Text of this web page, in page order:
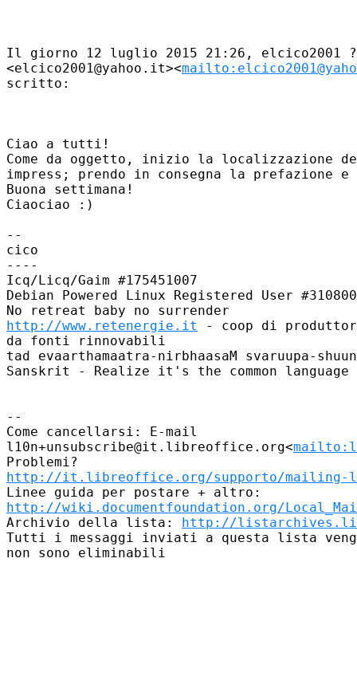
Il giorno 12 luglio 2015 21:26, elcico2001
<elcico2001@yahoo.it><
scritto:
Ciao a tutti!
Come da oggetto, inizio la localizzazione
impress; prendo in consegna la prefazione
Buona settimana!
Ciaociao :)
--
cico
----
Icq/Licq/Gaim #175451007
Debian Powered Linux Registered User
http://www.retenergie.it
- coop di
da fonti rinnovabili
tad evaarthamaatra-nirbhaasaM svaruupa-
Sanskrit - Realize it's the common
--
Come cancellarsi: E-mail
l10n+unsubscribe@it.libreoffice.org<
http://it.libreoffice.org/supporto/mailing-
http://wiki.documentfoundation.org/
Archivio della lista: http://
Tutti i messaggi inviati a questa lista
non sono eliminabili